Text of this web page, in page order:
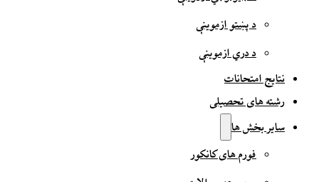
د پښتو ازموینې
د دري ازموینې
نتایج امتحانات
رشته های تحصیلی
سایر بخش ها
فورم های کانکور